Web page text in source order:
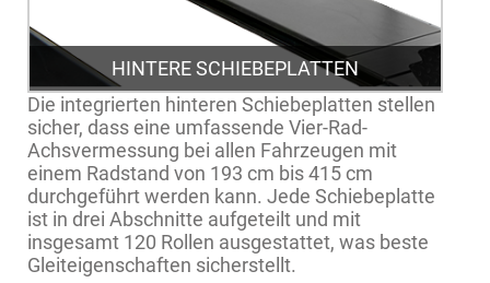
HINTERE SCHIEBEPLATTEN
Die integrierten hinteren Schiebeplatten stellen
sicher, dass eine umfassende Vier-Rad-
Achsvermessung bei allen Fahrzeugen mit
einem Radstand von 193 cm bis 415 cm
durchgeführt werden kann. Jede Schiebeplatte
ist in drei Abschnitte aufgeteilt und mit
insgesamt 120 Rollen ausgestattet, was beste
Gleiteigenschaften sicherstellt.